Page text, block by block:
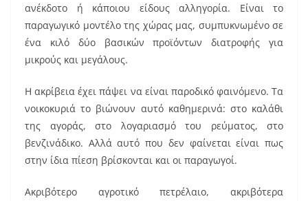
ανέκδοτο ή κάποιου είδους αλληγορία. Είναι το
παραγωγικό μοντέλο της χώρας μας, συμπυκνωμένο σε
ένα κιλό δύο βασικών προϊόντων διατροφής για
μικρούς και μεγάλους.
Η ακρίβεια έχει πάψει να είναι παροδικό φαινόμενο. Τα
νοικοκυριά το βιώνουν αυτό καθημερινά: στο καλάθι
της αγοράς, στο λογαριασμό του ρεύματος, στο
βενζινάδικο. Αλλά αυτό που δεν φαίνεται είναι πως
στην ίδια πίεση βρίσκονται και οι παραγωγοί.
Ακριβότερο αγροτικό πετρέλαιο, ακριβότερα